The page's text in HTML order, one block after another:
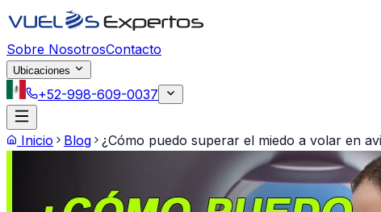
Saltar al contenido principal
Sobre NosotrosContacto
Ubicaciones
+52-998-609-0037
Inicio Blog ¿Cómo puedo superar el miedo a volar en